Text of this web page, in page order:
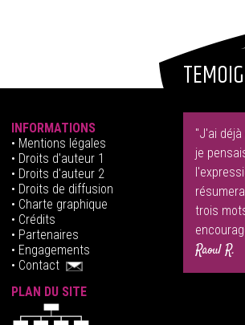
INFORMATIONS
• Mentions légales
• Droits d'auteur 1
• Droits d'auteur 2
• Droits de diffusion
• Charte graphique
• Crédits
• Partenaires
• Engagements
• Contact
PLAN DU SITE
"J'ai
je
trois
Raoul R.